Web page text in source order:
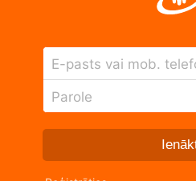
E-pasts vai mob.
Parole